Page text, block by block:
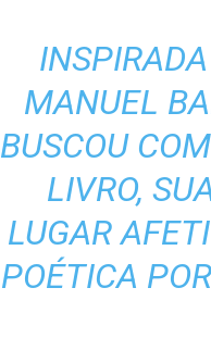
MANUEL
BUSCOU
LIVRO,
LUGAR
POÉTICA